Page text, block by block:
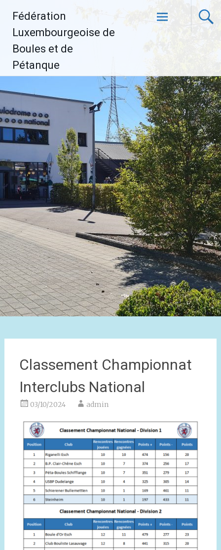
contenu
Fédération
Luxembourgeoise de
Boules et de
Pétanque
Classement Championnat
Interclubs National
03/10/2024 admin